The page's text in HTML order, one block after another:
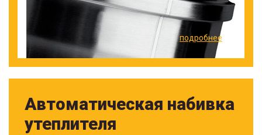
подробнее
Автоматическая набивка
утеплителя